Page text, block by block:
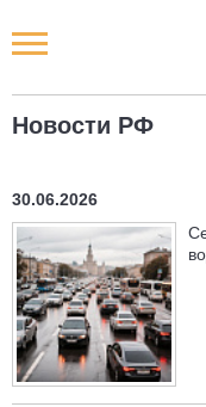
Новости РФ
30.06.2026
Новости РФ
Новости компаний
Наши мероприятия
Статьи